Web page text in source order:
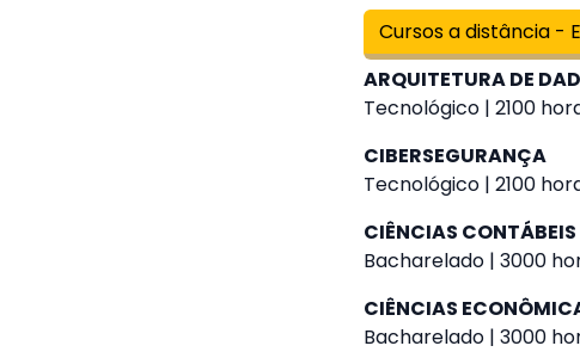
Cursos a distância -
ARQUITETURA DE
Tecnológico | 2100
CIBERSEGURANÇA
Tecnológico | 2100
CIÊNCIAS CONTÁBEIS
Bacharelado | 3000
CIÊNCIAS
Bacharelado | 3000